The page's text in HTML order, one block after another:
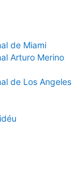
de Miami
Arturo Merino
de Los Angeles